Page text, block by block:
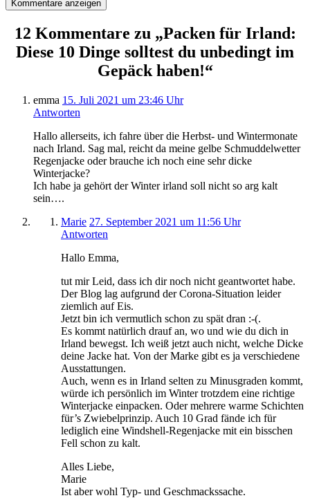
Kommentare anzeigen
12 Kommentare zu „Packen für Irland:
Diese 10 Dinge solltest du unbedingt im
Gepäck haben!“
emma 15. Juli 2021 um 23:46 Uhr
Antworten
Hallo allerseits, ich fahre über die Herbst- und Wintermonate
nach Irland. Sag mal, reicht da meine gelbe Schmuddelwetter
Regenjacke oder brauche ich noch eine sehr dicke
Winterjacke?
Ich habe ja gehört der Winter irland soll nicht so arg kalt
sein….
Marie 27. September 2021 um 11:56 Uhr
Antworten
Hallo Emma,
tut mir Leid, dass ich dir noch nicht geantwortet habe.
Der Blog lag aufgrund der Corona-Situation leider
ziemlich auf Eis.
Jetzt bin ich vermutlich schon zu spät dran :-(.
Es kommt natürlich drauf an, wo und wie du dich in
Irland bewegst. Ich weiß jetzt auch nicht, welche Dicke
deine Jacke hat. Von der Marke gibt es ja verschiedene
Ausstattungen.
Auch, wenn es in Irland selten zu Minusgraden kommt,
würde ich persönlich im Winter trotzdem eine richtige
Winterjacke einpacken. Oder mehrere warme Schichten
für’s Zwiebelprinzip. Auch 10 Grad fände ich für
lediglich eine Windshell-Regenjacke mit ein bisschen
Fell schon zu kalt.
Alles Liebe,
Marie
Ist aber wohl Typ- und Geschmackssache.